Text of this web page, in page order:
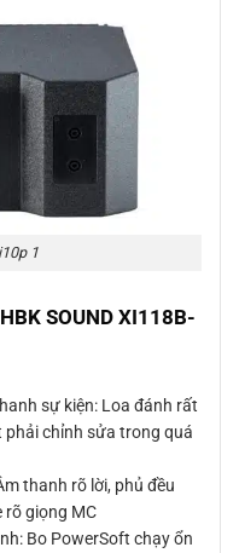
1
SOUND XI118B-
sự kiện: Loa đánh rất
phải chỉnh sửa trong quá
thanh rõ lời, phủ đều
rõ giọng MC
Bo PowerSoft chạy ổn